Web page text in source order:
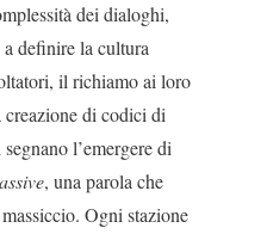
dei dialoghi,
a definire la cultura
il richiamo ai loro
di codici di
l’emergere di
, una parola che
Ogni stazione